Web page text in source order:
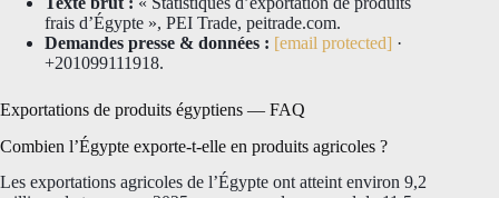
frais d’Égypte », PEI Trade, peitrade.com.
Demandes presse & données : [email protected] ·
+201099111918.
Exportations de produits égyptiens — FAQ
Combien l’Égypte exporte-t-elle en produits agricoles ?
Les exportations agricoles de l’Égypte ont atteint environ 9,2